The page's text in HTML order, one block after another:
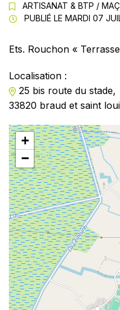
ARTISANAT & BTP /
PUBLIÉ LE MARDI 07
Ets. Rouchon «
Localisation :
25 bis route du stade,
33820 braud et saint
+
−